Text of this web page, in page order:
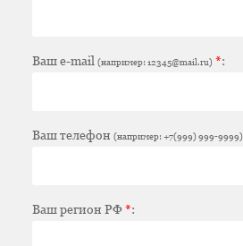
Ваш e-mail (например: 12345@mail.ru) *:
Ваш телефон (например: +7(999) 999-9999)
Ваш регион РФ*: